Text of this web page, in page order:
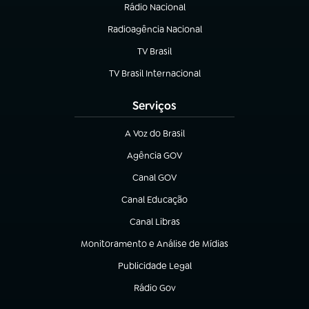
Rádio Nacional
Radioagência Nacional
(abre em nova aba)
TV Brasil
(abre em nova aba)
TV Brasil Internacional
(abre em nova aba)
Serviços
A Voz do Brasil
(abre em nova aba)
Agência GOV
(abre em nova aba)
Canal GOV
(abre em nova aba)
Canal Educação
(abre em nova aba)
Canal Libras
(abre em nova aba)
Monitoramento e Análise de Mídias
(abre em nova aba)
Publicidade Legal
(abre em nova aba)
Rádio Gov
(abre em nova aba)